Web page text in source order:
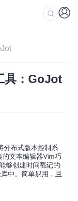
具：GoJot
分布式版本控制系
文本编辑器Vim巧
够创建时间戳记的
中。简单易用，且